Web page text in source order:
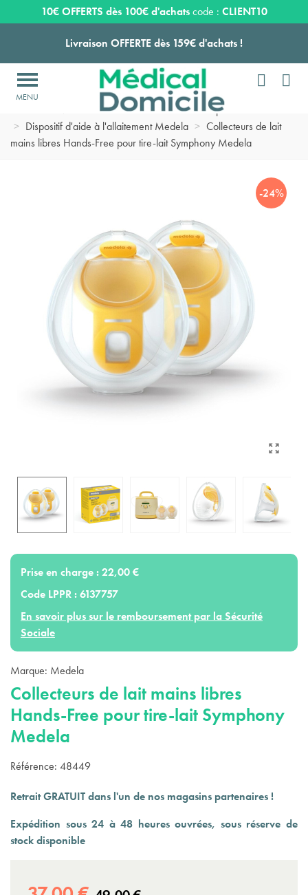
Maternité > Produits et accessoires pour allaitement
> Dispositif d'aide à l'allaitement Medela > Collecteurs de lait
mains libres Hands-Free pour tire-lait Symphony Medela
-24%
Prise en charge :22,00 €
Code LPPR :6137757
En savoir plus sur le remboursement par la Sécurité
Sociale
Marque: Medela
Collecteurs de lait mains libres
Hands-Free pour tire-lait Symphony
Medela
Référence: 48449
Retrait GRATUIT dans l'un de nos magasins partenaires !
Expédition sous 24 à 48 heures ouvrées, sous réserve de
stock disponible
10€ OFFERTS dès 100€ d'achatscode : CLIENT10
Livraison OFFERTE dès 159€ d'achats !
Payez en 3 ou 4 fois SANS FRAIS à partir de 100
Expédition sous 24 à 48 heures ouvrées*
Payez en 3 ou 4 fois SANS FRAIS à partir de 100
Expédition sous 24 à 48 heures ouvrées*

